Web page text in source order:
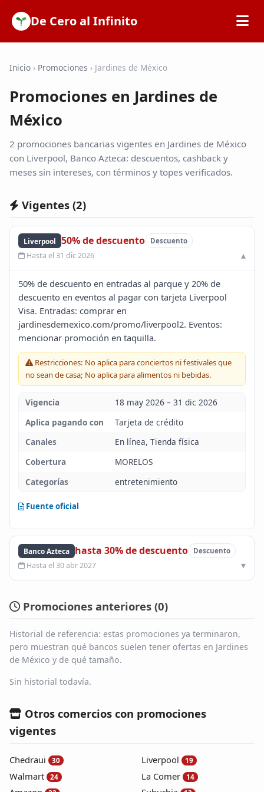
De Cero al Infinito
SOFIPOs
Calculadoras
Tarjetas de Crédito
Promociones
Blog
Infinito
Inicio › Promociones › Jardines de México
Promociones en Jardines de
México
2 promociones bancarias vigentes en Jardines de México
con Liverpool, Banco Azteca: descuentos, cashback y
meses sin intereses, con términos y topes verificados.
Vigentes (2)
Liverpool 50% de descuento Descuento
Hasta el 31 dic 2026
50% de descuento en entradas al parque y 20% de
descuento en eventos al pagar con tarjeta Liverpool
Visa. Entradas: comprar en
jardinesdemexico.com/promo/liverpool2. Eventos:
mencionar promoción en taquilla.
Restricciones: No aplica para conciertos ni festivales que
no sean de casa; No aplica para alimentos ni bebidas.
Vigencia
18 may 2026 – 31 dic 2026
Aplica pagando con
Tarjeta de crédito
Canales
En línea, Tienda física
Cobertura
MORELOS
Categorías
entretenimiento
Fuente oficial
Banco Azteca hasta 30% de descuento Descuento
Hasta el 30 abr 2027
Promociones anteriores (0)
Historial de referencia: estas promociones ya terminaron,
pero muestran qué bancos suelen tener ofertas en Jardines
de México y de qué tamaño.
Sin historial todavía.
Otros comercios con promociones
vigentes
Chedraui 30
Walmart 24
Liverpool 19
La Comer 14